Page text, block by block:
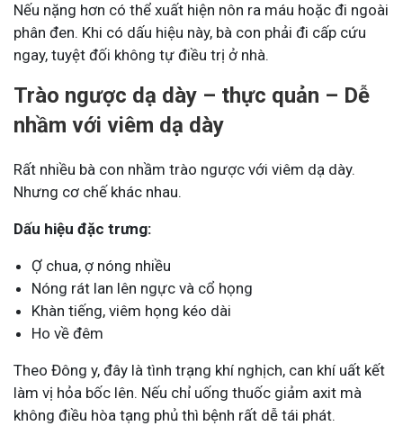
Nếu nặng hơn có thể xuất hiện nôn ra máu hoặc đi ngoài
phân đen. Khi có dấu hiệu này, bà con phải đi cấp cứu
ngay, tuyệt đối không tự điều trị ở nhà.
Trào ngược dạ dày – thực quản – Dễ
nhầm với viêm dạ dày
Rất nhiều bà con nhầm trào ngược với viêm dạ dày.
Nhưng cơ chế khác nhau.
Dấu hiệu đặc trưng:
Ợ chua, ợ nóng nhiều
Nóng rát lan lên ngực và cổ họng
Khàn tiếng, viêm họng kéo dài
Ho về đêm
Theo Đông y, đây là tình trạng khí nghịch, can khí uất kết
làm vị hỏa bốc lên. Nếu chỉ uống thuốc giảm axit mà
không điều hòa tạng phủ thì bệnh rất dễ tái phát.